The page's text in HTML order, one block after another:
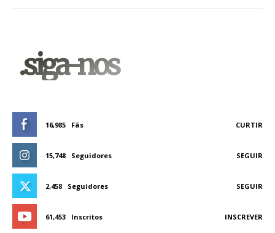
.siga-nos
16,985 Fãs CURTIR
15,748 Seguidores SEGUIR
2,458 Seguidores SEGUIR
61,453 Inscritos INSCREVER